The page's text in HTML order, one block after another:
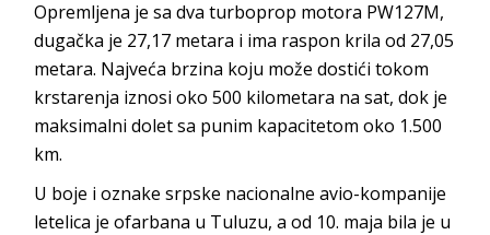
Opremljena je sa dva turboprop motora PW127M,
dugačka je 27,17 metara i ima raspon krila od 27,05
metara. Najveća brzina koju može dostići tokom
krstarenja iznosi oko 500 kilometara na sat, dok je
maksimalni dolet sa punim kapacitetom oko 1.500
km.
U boje i oznake srpske nacionalne avio-kompanije
letelica je ofarbana u Tuluzu, a od 10. maja bila je u